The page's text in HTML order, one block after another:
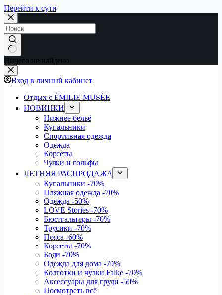
Перейти к сути
Ничего не найдено
Вход в личный кабинет
Отдых с ÉMILIE MUSÉE
НОВИНКИ
Нижнее бельё
Купальники
Спортивная одежда
Одежда
Корсеты
Чулки и гольфы
ЛЕТНЯЯ РАСПРОДАЖА
Купальники -70%
Пляжная одежда -70%
Одежда -50%
LOVE Stories -70%
Бюстгальтеры -70%
Трусики -70%
Пояса -60%
Корсеты -70%
Боди -70%
Одежда для дома -70%
Колготки и чулки Falke -70%
Аксессуары для груди -50%
Посмотреть всё